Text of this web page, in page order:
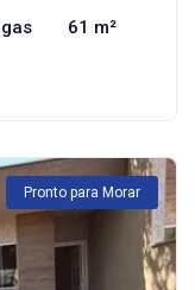
61 m²
Pronto para Morar